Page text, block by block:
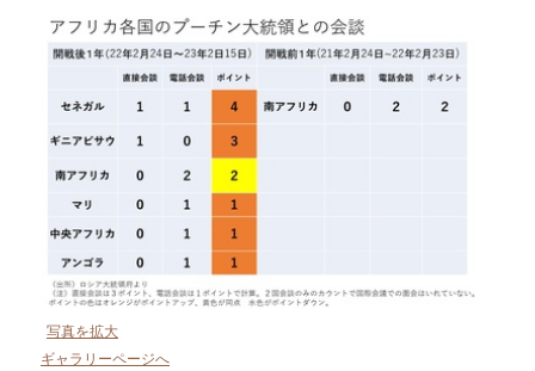
写真を拡大
ギャラリーページへ